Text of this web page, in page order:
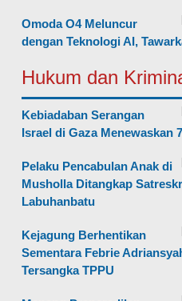
Omoda O4 Meluncur
dengan Teknologi AI,
Hukum dan
Kebiadaban Serangan
Israel di Gaza Menewaskan
Pelaku Pencabulan Anak di
Musholla Ditangkap
Labuhanbatu
Kejagung Berhentikan
Sementara Febrie
Tersangka TPPU